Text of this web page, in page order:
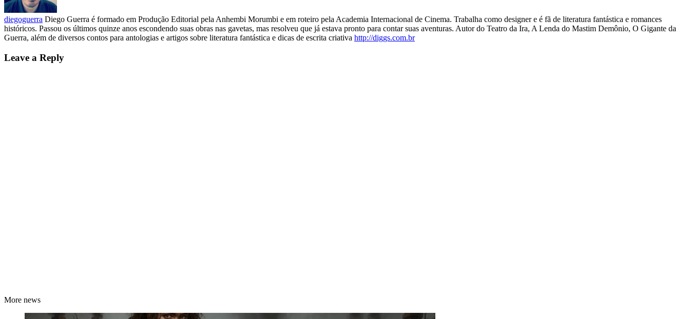
diegoguerra Diego Guerra é formado em Produção Editorial pela Anhembi Morumbi e em roteiro pela Academia Internacional de Cinema. Trabalha como designer e é fã de literatura fantástica e romances
históricos. Passou os últimos quinze anos escondendo suas obras nas gavetas, mas resolveu que já estava pronto para contar suas aventuras. Autor do Teatro da Ira, A Lenda do Mastim Demônio, O Gigante da
Guerra, além de diversos contos para antologias e artigos sobre literatura fantástica e dicas de escrita criativa http://diggs.com.br
Leave a Reply
More news